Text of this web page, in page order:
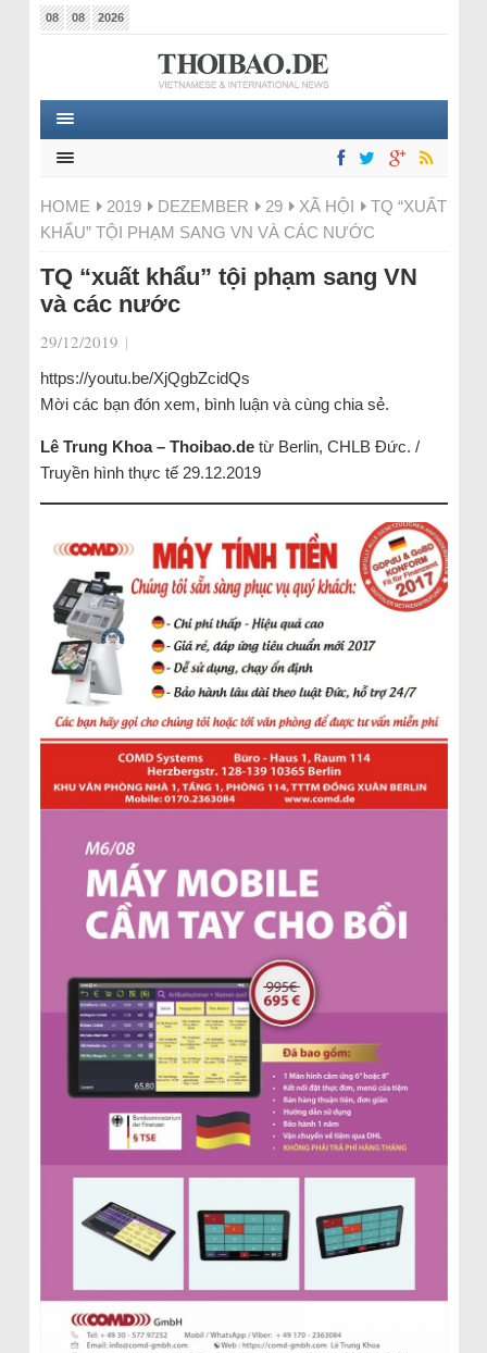
08 08 2026
HOME 2019 DEZEMBER 29 XÃ HỘI
TQ “XUẤT
KHẨU” TỘI PHẠM SANG VN VÀ CÁC NƯỚC
TQ “xuất khẩu” tội phạm sang VN
và các nước
29/12/2019 |
https://youtu.be/XjQgbZcidQs
Mời các bạn đón xem, bình luận và cùng chia sẻ.
Lê Trung Khoa – Thoibao.de từ Berlin, CHLB Đức. /
Truyền hình thực tế 29.12.2019